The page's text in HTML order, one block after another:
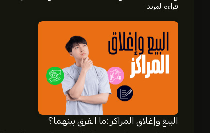
قراءة المزيد
البيع وإغلاق المراكز :ما الفرق بينهما؟